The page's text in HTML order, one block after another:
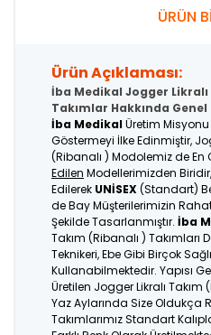
ÜRÜN
Ürün Açıklaması:
İba Medikal Jogger Likralı
Takımlar Hakkında Genel
İba MedikalÜretim Misyonu
Göstermeyi İlke Edinmiştir,
(Ribanalı ) Modolemiz de En
Edilen Modellerimizden
Edilerek UNİSEX (Standart)
de Bay Müşterilerimizin
Şekilde Tasarlanmıştır. İba
Takım (Ribanalı ) Takımları
Teknikeri, Ebe Gibi Birçok
Kullanabilmektedir. Yapısı
Üretilen Jogger Likralı Takım
Yaz Aylarında Size Oldukça
Takımlarımız Standart